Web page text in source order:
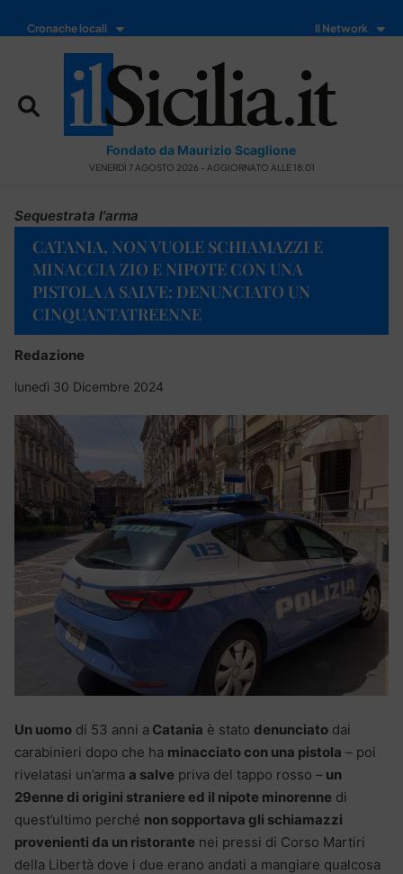
Cronache locali Il Network
Fondato da Maurizio Scaglione
VENERDÌ 7 AGOSTO 2026 - AGGIORNATO ALLE 18:01
Sequestrata l'arma
CATANIA, NON VUOLE SCHIAMAZZI E
MINACCIA ZIO E NIPOTE CON UNA
PISTOLA A SALVE: DENUNCIATO UN
CINQUANTATREENNE
Redazione
lunedì 30 Dicembre 2024
Un uomo di 53 anni a Catania è stato denunciato dai
carabinieri dopo che ha minacciato con una pistola – poi
rivelatasi un’arma a salve priva del tappo rosso – un
29enne di origini straniere ed il nipote minorenne di
quest’ultimo perché non sopportava gli schiamazzi
provenienti da un ristorante nei pressi di Corso Martiri
della Libertà dove i due erano andati a mangiare qualcosa